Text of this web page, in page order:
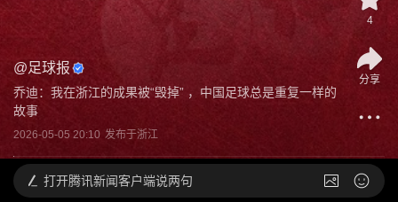
@足球报
乔迪：我在浙江的成果被“毁掉” ，中国足球总是重复一样的
故事
2026-05-05 20:10 发布于浙江
4
分享
打开腾讯新闻客户端说两句